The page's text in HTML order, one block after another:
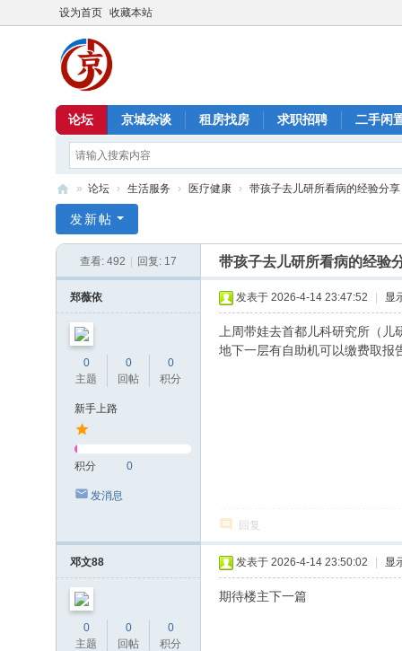
设为首页 收藏本站
论坛 京城杂谈 租房找房 求职招聘 二手闲
京
» 论坛 › 生活服务 › 医疗健康 › 带孩子去儿研所看病的经验分享
发新帖
查看: 492 回复: 17 带孩子去儿研所看病的经验
郑薇依
0
主题
0
回帖
0
积分
新手上路
积分 0
发消息
发表于 2026-4-14 23:47:52 显
上周带娃去首都儿科研究所（
地下一层有自助机可以缴费取报
回复
邓文88
0
主题
0
回帖
0
积分
发表于 2026-4-14 23:50:02 显
期待楼主下一篇